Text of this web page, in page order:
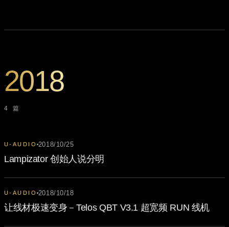
2018
4 篇
U-AUDIO 2018/10/25
Lampizator 创始人说分明
U-AUDIO 2018/10/18
让线材极速变身－Telos QBT V3.1 超宽频 RUN 线机